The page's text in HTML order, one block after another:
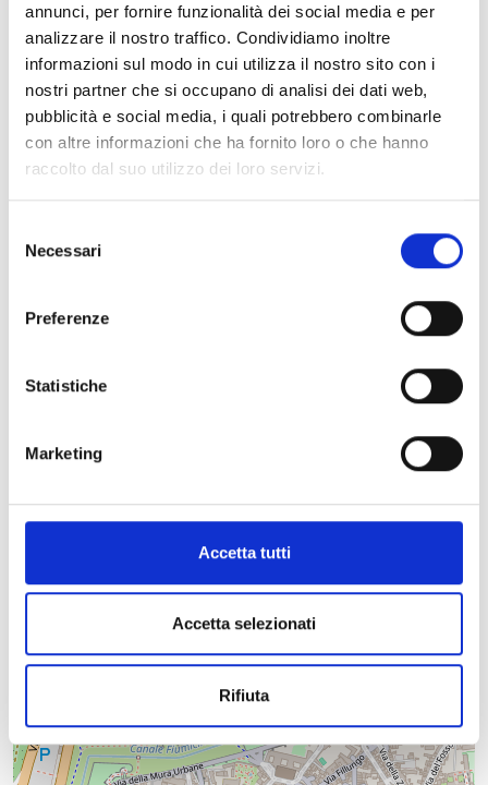
annunci, per fornire funzionalità dei social media e per
analizzare il nostro traffico. Condividiamo inoltre
informazioni sul modo in cui utilizza il nostro sito con i
nostri partner che si occupano di analisi dei dati web,
pubblicità e social media, i quali potrebbero combinarle
con altre informazioni che ha fornito loro o che hanno
raccolto dal suo utilizzo dei loro servizi.
delNecessari
Preferenze
Statistiche
Marketing
Accetta tutti
Accetta selezionati
Rifiuta
Il Cammino degli affreschi e dei panorami
Il Cammino della Lucchesia e della marina
Il Cammino completo e delle Versilie
Information:
Telephone:
YouTube
−